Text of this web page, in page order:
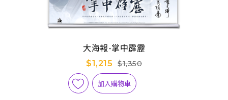
大海報-掌中霹靂
$1,215
$1,350
加入購物車